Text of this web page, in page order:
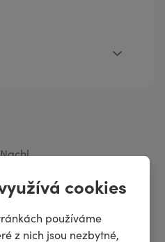
cookies
používáme
z nich jsou nezbytné,